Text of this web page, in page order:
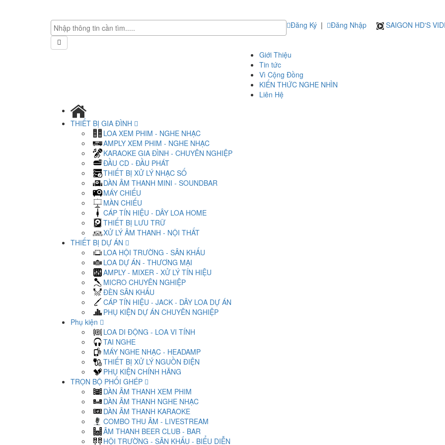
Đăng Ký | Đăng Nhập SAIGON HD'S
Giới Thiệu
Tin tức
Vì Cộng Đồng
KIẾN THỨC NGHE NHÌN
Liên Hệ
THIẾT BỊ GIA ĐÌNH
LOA XEM PHIM - NGHE NHẠC
AMPLY XEM PHIM - NGHE NHẠC
KARAOKE GIA ĐÌNH - CHUYÊN NGHIỆP
ĐẦU CD - ĐẦU PHÁT
THIẾT BỊ XỬ LÝ NHẠC SỐ
DÀN ÂM THANH MINI - SOUNDBAR
MÁY CHIẾU
MÀN CHIẾU
CÁP TÍN HIỆU - DÂY LOA HOME
THIẾT BỊ LƯU TRỮ
XỬ LÝ ÂM THANH - NỘI THẤT
THIẾT BỊ DỰ ÁN
LOA HỘI TRƯỜNG - SÂN KHẤU
LOA DỰ ÁN - THƯƠNG MẠI
AMPLY - MIXER - XỬ LÝ TÍN HIỆU
MICRO CHUYÊN NGHIỆP
ĐÈN SÂN KHẤU
CÁP TÍN HIỆU - JACK - DÂY LOA DỰ ÁN
PHỤ KIỆN DỰ ÁN CHUYÊN NGHIỆP
Phụ kiện
LOA DI ĐỘNG - LOA VI TÍNH
TAI NGHE
MÁY NGHE NHẠC - HEADAMP
THIẾT BỊ XỬ LÝ NGUỒN ĐIỆN
PHỤ KIỆN CHÍNH HÃNG
TRỌN BỘ PHỐI GHÉP
DÀN ÂM THANH XEM PHIM
DÀN ÂM THANH NGHE NHẠC
DÀN ÂM THANH KARAOKE
COMBO THU ÂM - LIVESTREAM
ÂM THANH BEER CLUB - BAR
HỘI TRƯỜNG - SÂN KHẤU - BIỂU DIỄN